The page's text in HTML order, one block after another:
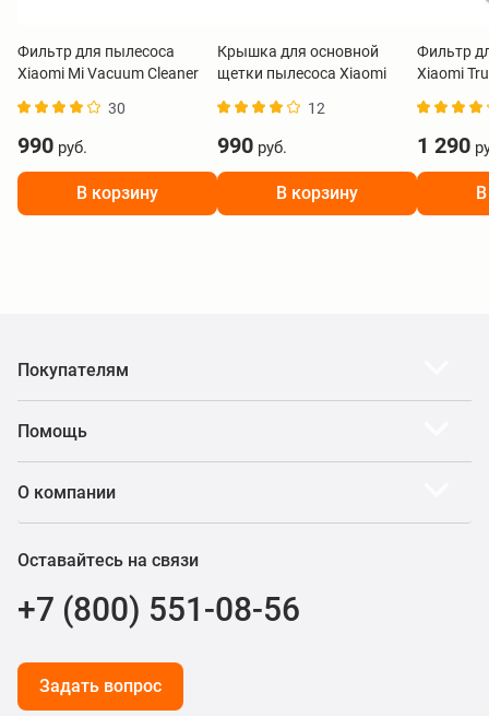
Фильтр для пылесоса
Xiaomi Mi Vacuum Cleaner
BHR4634CN 30
990 руб.
В корзину
Крышка для основной
щетки пылесоса Xiaomi
Brush Cover BHR6461GL
12
990 руб.
В корзину
Фильтр
Xiaomi
1 290
Покупателям
Помощь
О компании
Оставайтесь на связи
+7 (800) 551-08-56
Задать вопрос